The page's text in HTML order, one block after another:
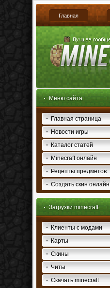
Главная
Меню сайта
Главная страница
Новости игры
Каталог статей
Minecraft онлайн
Рецепты предметов
Создать скин онлайн
Загрузки minecraft
Клиенты с модами
Карты
Скины
Читы
Скачать minecraft